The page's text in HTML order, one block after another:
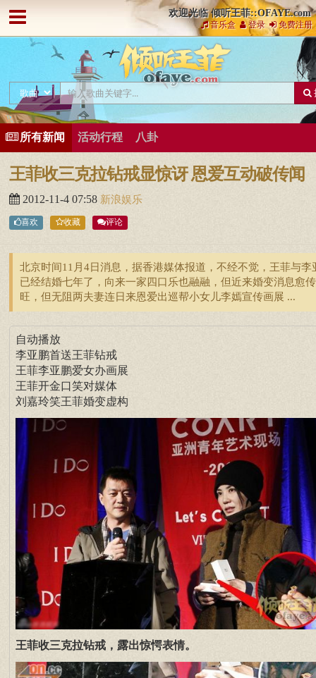
欢迎光临 倾听王菲::OFAYE.com
音乐盒 登录 免费注册
所有新闻 活动行程 八卦
王菲收三克拉钻戒显惊讶 恩爱互动破传闻
2012-11-4 07:58 新浪娱乐
喜欢 收藏 评论
北京时间11月4日消息，据香港媒体报道，不经不觉，王菲与李
已经结婚七年了，向来一家四口乐也融融，但近来婚变消息愈
旺，但无阻两夫妻连日来恩爱出巡帮小女儿李嫣宣传画展 ...
自动播放
李亚鹏首送王菲钻戒
王菲李亚鹏爱女办画展
王菲开金口笑对媒体
刘嘉玲笑王菲婚变虚构
王菲收三克拉钻戒，露出惊愕表情。